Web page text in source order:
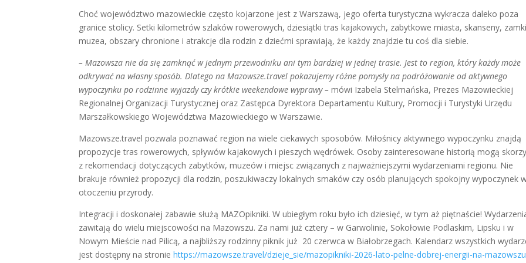
Choć województwo mazowieckie często kojarzone jest z Warszawą, jego oferta turystyczna wykracza daleko poza
granice stolicy. Setki kilometrów szlaków rowerowych, dziesiątki tras kajakowych, zabytkowe miasta, skanseny,
muzea, obszary chronione i atrakcje dla rodzin z dziećmi sprawiają, że każdy znajdzie tu coś dla siebie.
– Mazowsza nie da się zamknąć w jednym przewodniku ani tym bardziej w jednej trasie. Jest to region, który każdy może
odkrywać na własny sposób. Dlatego na Mazowsze.travel pokazujemy różne pomysły na podróżowanie od aktywnego
wypoczynku po rodzinne wyjazdy czy krótkie weekendowe wyprawy – mówi Izabela Stelmańska, Prezes Mazowieckiej
Regionalnej Organizacji Turystycznej oraz Zastępca Dyrektora Departamentu Kultury, Promocji i Turystyki Urzędu
Marszałkowskiego Województwa Mazowieckiego w Warszawie.
Mazowsze.travel pozwala poznawać region na wiele ciekawych sposobów. Miłośnicy aktywnego wypoczynku znajdą
propozycje tras rowerowych, spływów kajakowych i pieszych wędrówek. Osoby zainteresowane historią mogą
z rekomendacji dotyczących zabytków, muzeów i miejsc związanych z najważniejszymi wydarzeniami regionu. Nie
brakuje również propozycji dla rodzin, poszukiwaczy lokalnych smaków czy osób planujących spokojny wypoczynek
otoczeniu przyrody.
Integracji i doskonałej zabawie służą MAZOpikniki. W ubiegłym roku było ich dziesięć, w tym aż piętnaście!
zawitają do wielu miejscowości na Mazowszu. Za nami już cztery – w Garwolinie, Sokołowie Podlaskim, Lipsku i w
Nowym Mieście nad Pilicą, a najbliższy rodzinny piknik już 20 czerwca w Białobrzegach. Kalendarz wszystkich
jest dostępny na stroniehttps://mazowsze.travel/dzieje_sie/mazopikniki-2026-lato-pelne-dobrej-energii-na-